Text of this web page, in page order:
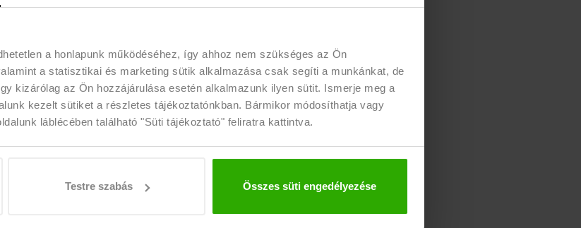
a honlapunk működéséhez, így ahhoz nem szükséges az Ön
a statisztikai és marketing sütik alkalmazása csak segíti a munkánkat, de
kizárólag az Ön hozzájárulása esetén alkalmazunk ilyen sütit. Ismerje meg a
kezelt sütiket a részletes tájékoztatónkban. Bármikor módosíthatja vagy
láblécében található "Süti tájékoztató" feliratra kattintva.
Testre szabás Összes süti engedélyezése